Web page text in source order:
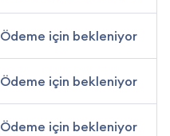
Ödeme için bekleniyor
Ödeme için bekleniyor
Ödeme için bekleniyor